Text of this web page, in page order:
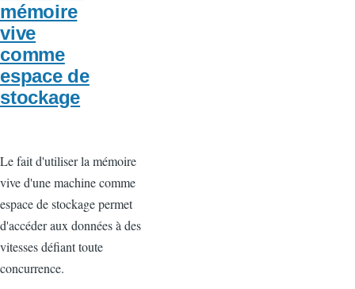
mémoire
vive
comme
espace de
stockage
Le fait d'utiliser la mémoire
vive d'une machine comme
espace de stockage permet
d'accéder aux données à des
vitesses défiant toute
concurrence.